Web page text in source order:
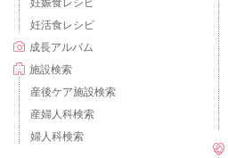
妊活食レシピ
成長アルバム
施設検索
産後ケア施設検索
産婦人科検索
婦人科検索